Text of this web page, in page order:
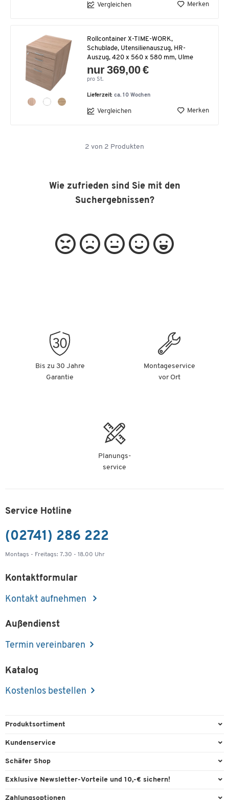
Vergleichen Merken
Rollcontainer X-TIME-WORK,
Schublade, Utensilienauszug, HR-
Auszug, 420 x 560 x 580 mm, Ulme
nur 369,00 €
pro St.
Lieferzeit:ca. 10 Wochen
Vergleichen Merken
2 von 2 Produkten
Wie zufrieden sind Sie mit den
Suchergebnissen?
Bis zu 30 Jahre
Garantie
Montageservice
vor Ort
Planungs-
service
Service Hotline
(02741) 286 222
Montags - Freitags: 7.30 - 18.00 Uhr
Kontaktformular
Kontakt aufnehmen
Außendienst
Termin vereinbaren
Katalog
Kostenlos bestellen
Produktsortiment
Büroausstattung
Kundenservice
Direktbestellung
Schäfer Shop
Services & Leistungen
Exklusive Newsletter-Vorteile und 10,-€ sichern!
Willkommensgutschein
Zahlungsoptionen